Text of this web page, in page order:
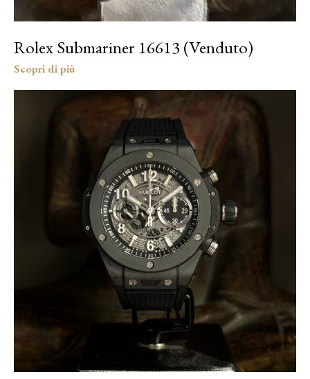
Rolex Submariner 16613 (Venduto)